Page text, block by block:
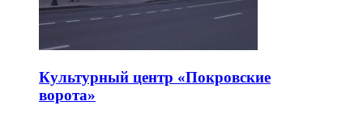
Культурный центр «Покровские
ворота»